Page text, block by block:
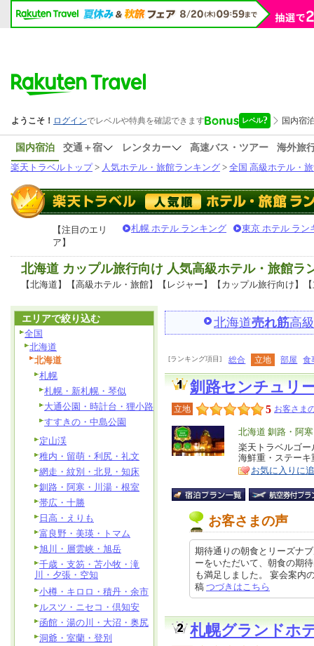
国内宿泊 交通＋宿 レンタカー 高速バス・ツアー
海外旅
楽天トラベルトップ> 人気ホテル・旅館ランキング > 全国 高級ホテル・
【注目のエリ
ア】
札幌 ホテル ランキング 東京 ホテル ラン
北海道 カップル旅行向け 人気高級ホテル・旅館ラ
【北海道】【高級ホテル・旅館】【レジャー】【カップル旅行向け】
北海道売れ筋高
[ランキング項目] 総合 立地 部屋 食
釧路センチュリ
立地 5 お客さま
エ
リ
ア
北海道 釧路・阿
特
徴
楽天トラベルゴ
海鮮重・ステー
お気に入りに
お客さまの声
期待通りの朝食とリーズナ
ーをいただいて、朝食の期
も満足しました。 宴会案
稿 つづきはこちら
札幌グランドホ
エリアで絞り込む
全国
北海道
北海道
札幌
札幌・新札幌・琴似
大通公園・時計台・狸小路
すすきの・中島公園
定山渓
稚内・留萌・利尻・礼文
網走・紋別・北見・知床
釧路・阿寒・川湯・根室
帯広・十勝
日高・えりも
富良野・美瑛・トマム
旭川・層雲峡・旭岳
千歳・支笏・苫小牧・滝
川・夕張・空知
小樽・キロロ・積丹・余市
ルスツ・ニセコ・倶知安
函館・湯の川・大沼・奥尻
洞爺・室蘭・登別